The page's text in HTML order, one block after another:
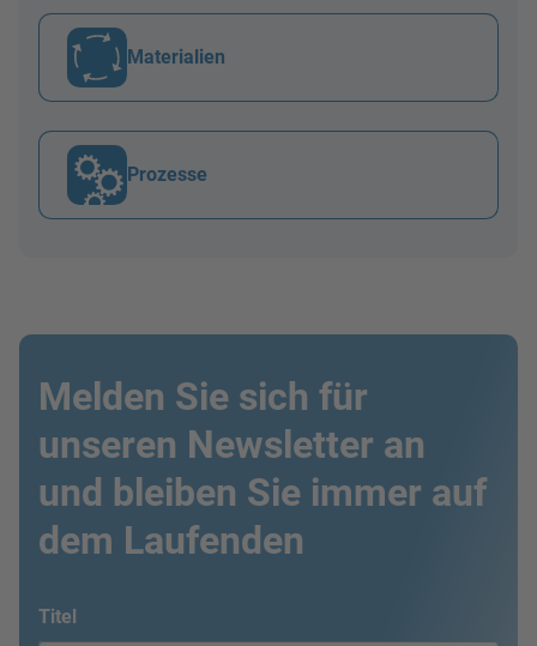
Materialien
Prozesse
Melden Sie sich für
unseren Newsletter an
und bleiben Sie immer auf
dem Laufenden
Titel